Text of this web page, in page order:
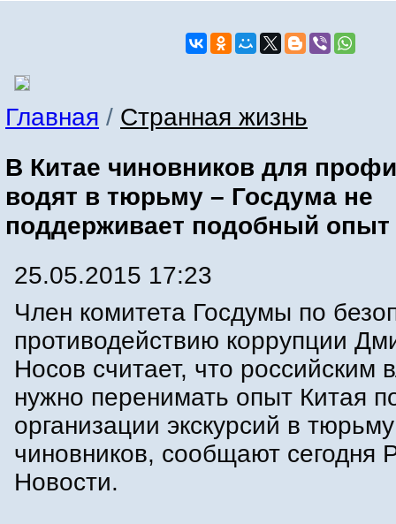
Главная / Странная жизнь
В Китае чиновников для
водят в тюрьму – Госдума не
поддерживает подобный опыт
25.05.2015 17:23
Член комитета Госдумы по
противодействию коррупции
Носов считает, что российским
нужно перенимать опыт Китая
организации экскурсий в
чиновников, сообщают сегодня
Новости.